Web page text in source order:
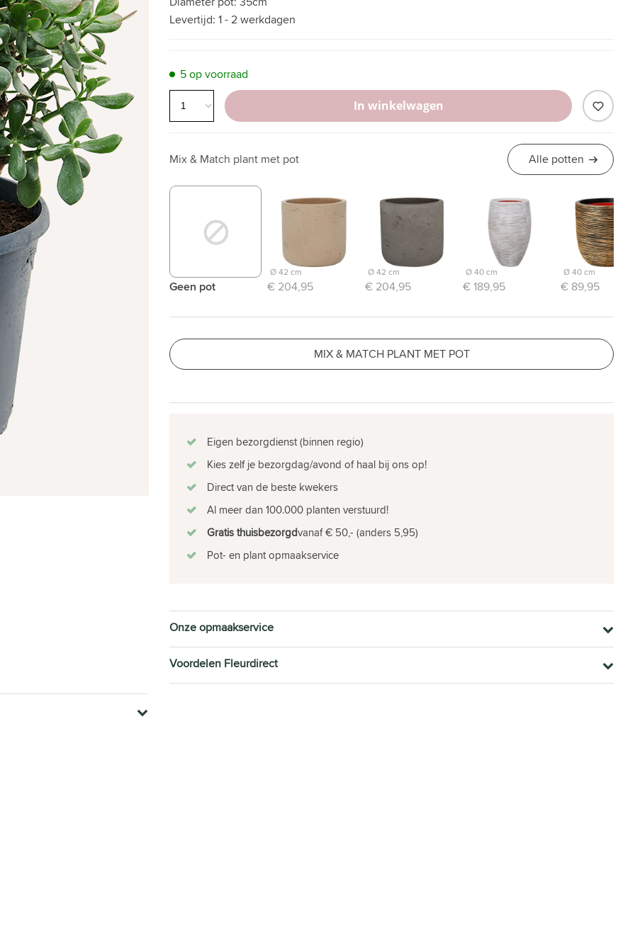
Levertijd: 1 - 2 werkdagen
5 op voorraad
In winkelwagen
Mix & Match plant met pot Alle potten
Geen pot € 204,95
Ø 42 cm
€ 204,95
Ø 42 cm
€ 189,95
Ø 40 cm
€ 89,95
Ø 40 cm
MIX & MATCH PLANT MET POT
Eigen bezorgdienst (binnen regio)
Kies zelf je bezorgdag/avond of haal bij ons op!
Direct van de beste kwekers
Al meer dan 100.000 planten verstuurd!
Gratis thuisbezorgdvanaf € 50,- (anders 5,95)
Pot- en plant opmaakservice
Onze opmaakservice
Voordelen Fleurdirect